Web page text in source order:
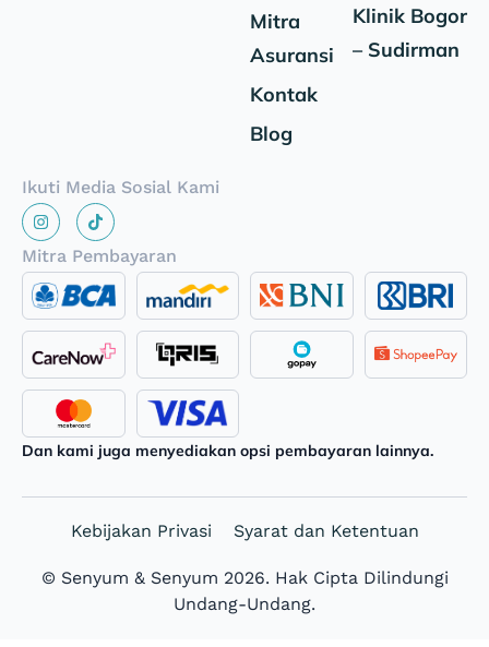
Mitra
Asuransi
Kontak
Blog
Klinik Bogor
– Sudirman
Ikuti Media Sosial Kami
Mitra Pembayaran
Dan kami juga menyediakan opsi pembayaran lainnya.
© Senyum & Senyum 2026. Hak Cipta Dilindungi
Undang-Undang.
Kebijakan Privasi Syarat dan Ketentuan